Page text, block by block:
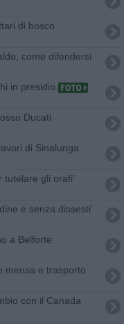
di bosco
come difendersi
in presidio
Ducati
di Sinalunga
tutelare gli orafi'
e senza dissesti'
a Belforte
mensa e trasporto
con il Canada